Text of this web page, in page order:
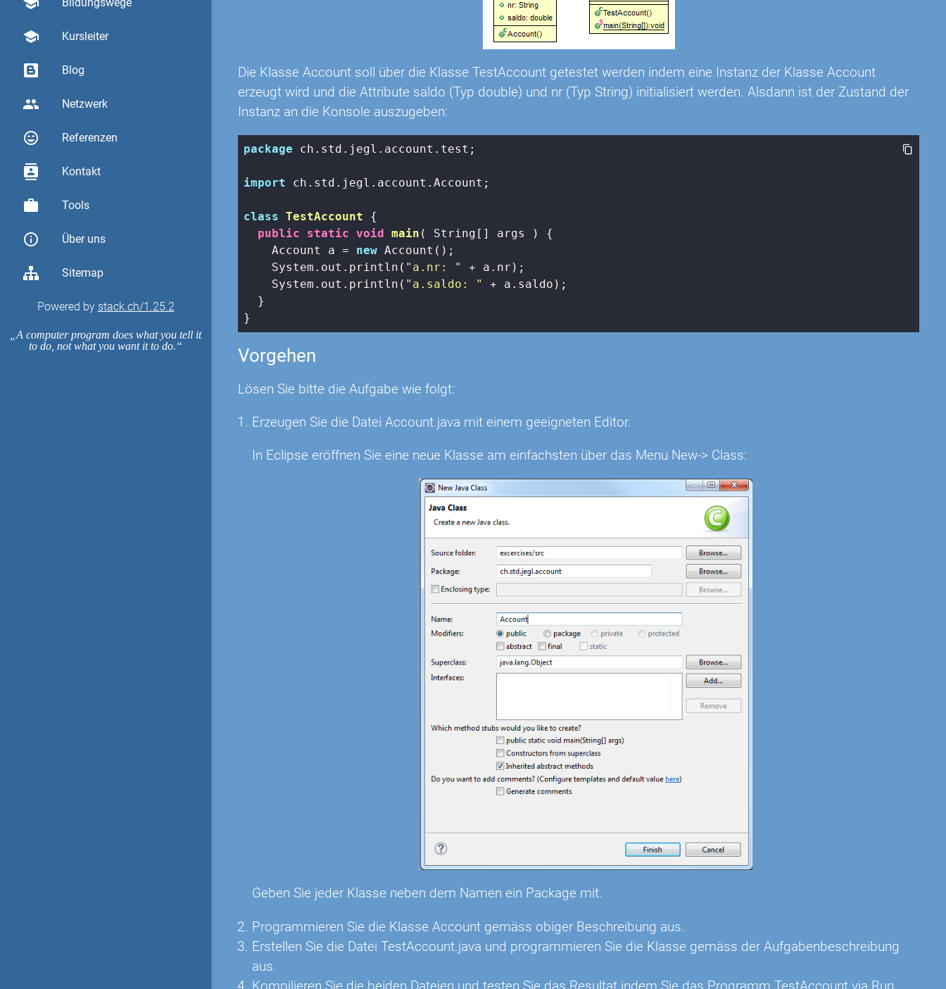
school Kursleiter
Blog
group Netzwerk
sentiment_very_satisfied Referenzen
contacts Kontakt
work Tools
info_outline Über uns
Sitemap
Powered by stack.ch/1.25.2
A computer program does what you tell it
to do, not what you want it to do.
Die Klasse Account soll über die Klasse TestAccount getestet werden indem eine Instanz der Klasse Account
erzeugt wird und die Attribute saldo (Typ double) und nr (Typ String) initialisiert werden. Alsdann ist der Zustand der
Instanz an die Konsole auszugeben:
package ch.std.jegl.account.test;
import ch.std.jegl.account.Account;
class TestAccount
{
public
static void main ( String[] args )
{
    Account a =
new Account();
    System.out.println(
"a.nr: "
+ a.nr);
    System.out.println(
"a.saldo: "
+ a.saldo);
  }
}
Vorgehen
Lösen Sie bitte die Aufgabe wie folgt:
Erzeugen Sie die Datei Account.java mit einem geeigneten Editor.
In Eclipse eröffnen Sie eine neue Klasse am einfachsten über das Menu New-> Class:
Geben Sie jeder Klasse neben dem Namen ein Package mit.
Programmieren Sie die Klasse Account gemäss obiger Beschreibung aus.
Erstellen Sie die Datei TestAccount.java und programmieren Sie die Klasse gemäss der Aufgabenbeschreibung
aus.
Kompilieren Sie die beiden Dateien und testen Sie das Resultat indem Sie das Programm TestAccount via Run